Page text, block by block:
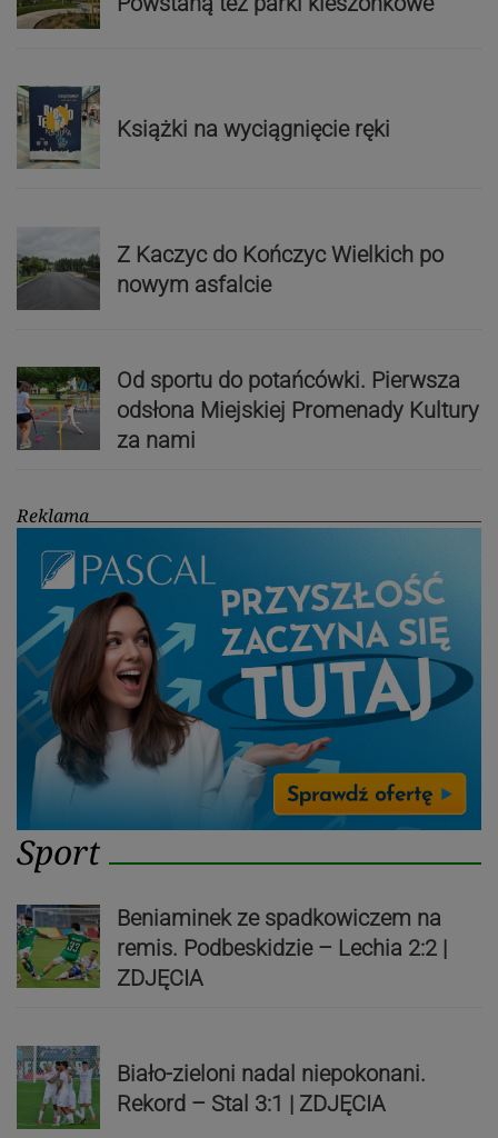
Książki na wyciągnięcie ręki
Z Kaczyc do Kończyc Wielkich po
nowym asfalcie
Od sportu do potańcówki. Pierwsza
odsłona Miejskiej Promenady Kultury
za nami
Reklama
Sport
Beniaminek ze spadkowiczem na
remis. Podbeskidzie – Lechia 2:2 |
ZDJĘCIA
Biało-zieloni nadal niepokonani.
Rekord – Stal 3:1 | ZDJĘCIA